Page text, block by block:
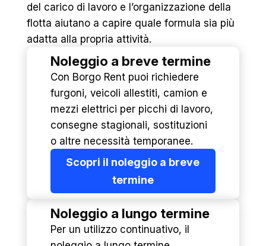
del carico di lavoro e l’organizzazione della
flotta aiutano a capire quale formula sia più
adatta alla propria attività.
Noleggio a breve termine
Con Borgo Rent puoi richiedere
furgoni, veicoli allestiti, camion e
mezzi elettrici per picchi di lavoro,
consegne stagionali, sostituzioni
o altre necessità temporanee.
Scopri il noleggio a breve
termine
Noleggio a lungo termine
Per un utilizzo continuativo, il